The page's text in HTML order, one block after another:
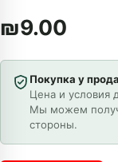
₪9.00
Покупка у
Цена и условия
Мы можем
стороны.